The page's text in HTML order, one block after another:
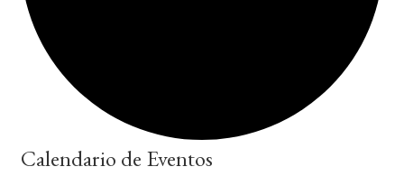
Calendario de Eventos